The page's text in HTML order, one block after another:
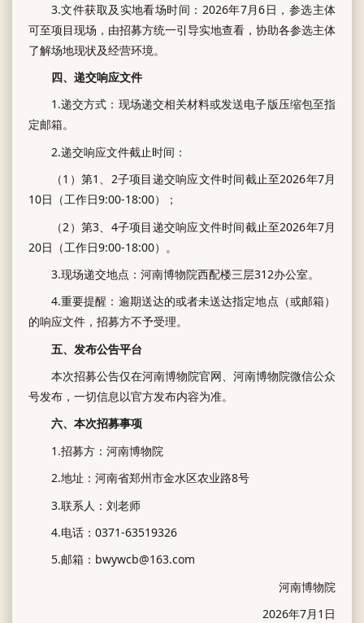
3.文件获取及实地看场时间：2026年7月6日，参选主体
可至项目现场，由招募方统一引导实地查看，协助各参选主体
了解场地现状及经营环境。
四、递交响应文件
1.递交方式：现场递交相关材料或发送电子版压缩包至指
定邮箱。
2.递交响应文件截止时间：
（1）第1、2子项目递交响应文件时间截止至2026年7月
10日（工作日9:00-18:00）；
（2）第3、4子项目递交响应文件时间截止至2026年7月
20日（工作日9:00-18:00）。
3.现场递交地点：河南博物院西配楼三层312办公室。
4.重要提醒：逾期送达的或者未送达指定地点（或邮箱）
的响应文件，招募方不予受理。
五、发布公告平台
本次招募公告仅在河南博物院官网、河南博物院微信公众
号发布，一切信息以官方发布内容为准。
六、本次招募事项
1.招募方：河南博物院
2.地址：河南省郑州市金水区农业路8号
3.联系人：刘老师
4.电话：0371-63519326
5.邮箱：bwywcb@163.com
河南博物院
2026年7月1日